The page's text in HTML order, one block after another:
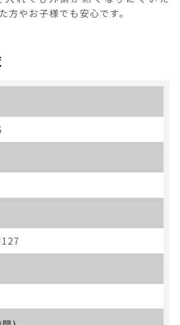
方やお子様でも安心です。